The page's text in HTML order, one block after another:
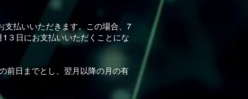
⽀払いいただきます。この場合、7
３⽇にお⽀払いいただくことにな
前⽇までとし、翌⽉以降の⽉の有